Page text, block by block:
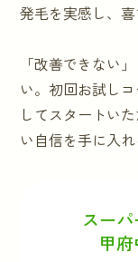
発毛を実感し、
「改善できない
い。初回お試し
してスタートい
い自信を手に入
スー
甲